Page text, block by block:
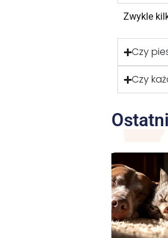
Zwykle
Czy
Czy